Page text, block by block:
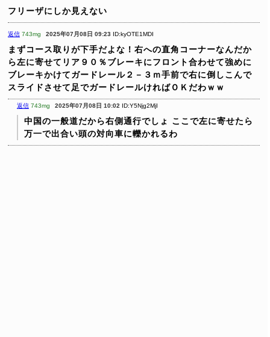
フリーザにしか見えない
返信 743mg 2025年07月08日 09:23 ID:kyOTE1MDI
まずコース取りが下手だよな！右への直角コーナーなんだか
ら左に寄せてリア９０％ブレーキにフロント合わせて強めに
ブレーキかけてガードレール２－３ｍ手前で右に倒しこんで
スライドさせて足でガードレールければＯＫだわｗｗ
返信 743mg 2025年07月08日 10:02 ID:Y5Njg2MjI
中国の一般道だから右側通行でしょ
ここで左に寄せたら
万一で出合い頭の対向車に轢かれるわ